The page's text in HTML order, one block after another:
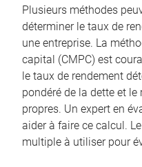
Plusieurs méthodes
déterminer le taux de
une entreprise. La
capital (CMPC) est
le taux de rendement
pondéré de la dette et
propres. Un expert en
aider à faire ce calcul.
multiple à utiliser pour